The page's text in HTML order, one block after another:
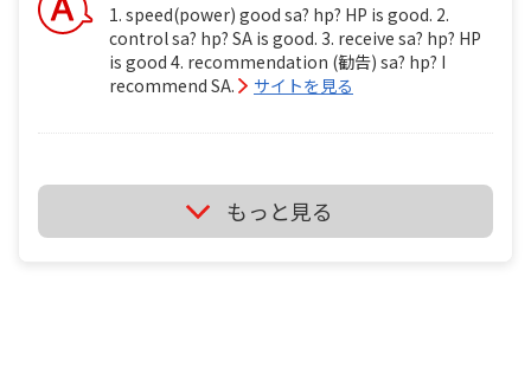
1. speed(power) good sa? hp? HP is good. 2.
control sa? hp? SA is good. 3. receive sa? hp? HP
is good 4. recommendation (勧告) sa? hp? I
recommend SA.
サイトを見る
ミズノ ブースターsa vs ミズノ ブースターhp i'm
backhand player. i'm wheelchair table tennis
player . tt1 ミズノ ブースターsa vs ミズノ ブースタ
もっと見る